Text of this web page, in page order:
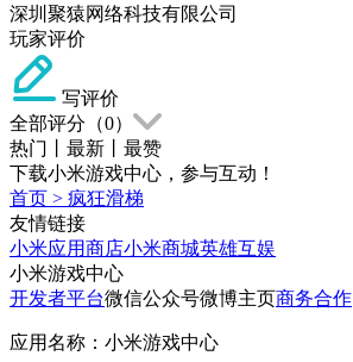
深圳聚猿网络科技有限公司
玩家评价
写评价
全部评分（0）
热门
最新
最赞
下载小米游戏中心，参与互动！
首页 > 疯狂滑梯
友情链接
小米应用商店小米商城英雄互娱
小米游戏中心
开发者平台微信公众号微博主页商务合作
应用名称：小米游戏中心